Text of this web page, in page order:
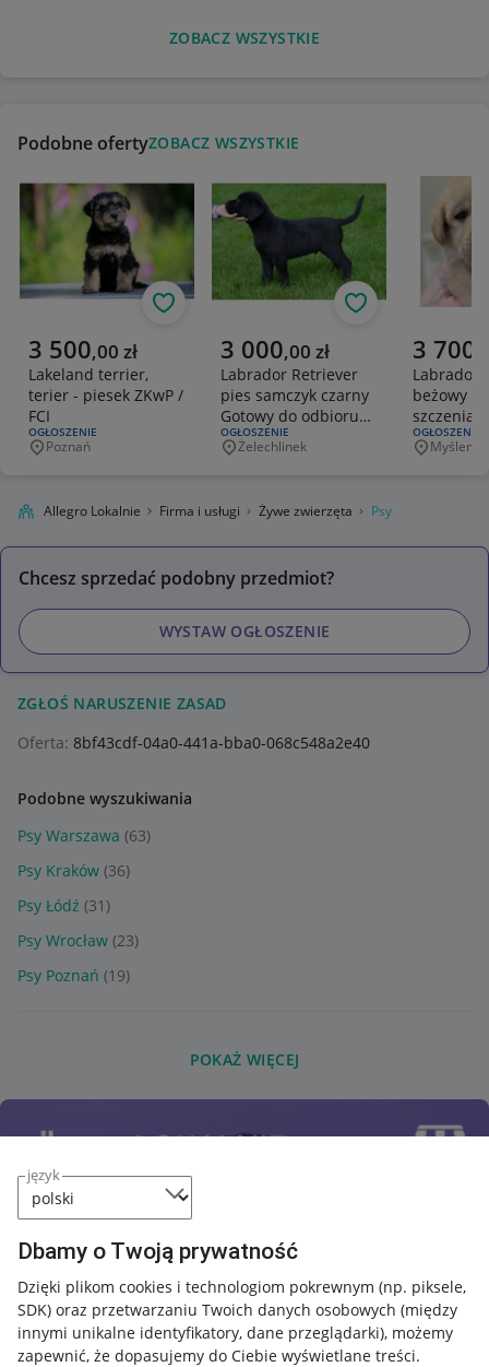
język
Dbamy o Twoją prywatność
Dzięki plikom cookies i technologiom pokrewnym (np. piksele,
SDK) oraz przetwarzaniu Twoich danych osobowych (między
innymi unikalne identyfikatory, dane przeglądarki), możemy
zapewnić, że dopasujemy do Ciebie wyświetlane treści.
ZOBACZ WSZYSTKIE
Podobne ofertyZOBACZ WSZYSTKIE
Aktualna cena
3 500,00 zł
Lakeland terrier,
terier - piesek ZKwP /
FCI
RODZAJ OFERTY:
OGŁOSZENIE
Miejscowość
Poznań
Obserwuj
Aktualna cena
3 000,00 zł
Labrador Retriever
pies samczyk czarny
Gotowy do odbioru
Badania Genetyczne
RODZAJ OFERTY:
OGŁOSZENIE
Miejscowość
Żelechlinek
Obserwuj
Aktualna
3 700
Labrador
beżowy
szczeniak
sprzedaż
RODZAJ
OGŁOSZENIE
Allegro Lokalnie Firma i usługi Żywe zwierzęta Psy
Chcesz sprzedać podobny przedmiot?
WYSTAW OGŁOSZENIE
ZGŁOŚ NARUSZENIE ZASAD
Oferta: 8bf43cdf-04a0-441a-bba0-068c548a2e40
Podobne wyszukiwania
Psy Warszawa (63)
Psy Kraków (36)
Psy Łódź (31)
Psy Wrocław (23)
Psy Poznań (19)
POKAŻ WIĘCEJ